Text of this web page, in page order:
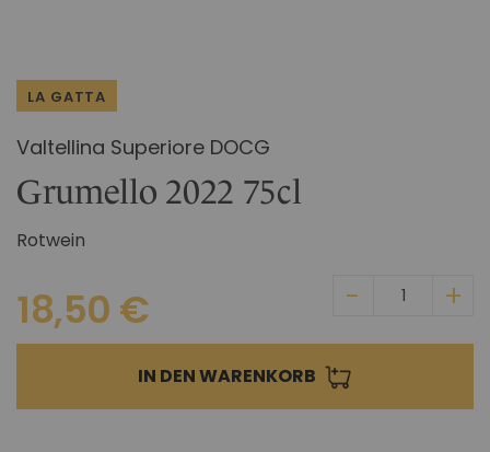
ALLE GESCHENKIDEEN
LA GATTA
Valtellina Superiore DOCG
Grumello 2022 75cl
Rotwein
18,50 €
IN DEN WARENKORB
Bildgalerie
springen